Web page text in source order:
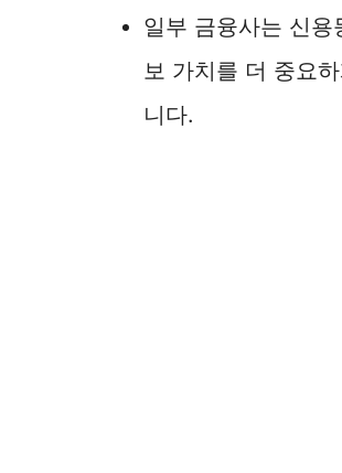
일부 금융사는 신용
보 가치를 더 중요
니다.